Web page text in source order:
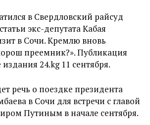
в Свердловский райсуд
экс-депутата Кабая
в Сочи. Кремлю вновь
преемник?». Публикация
24.kg 11 сентября.
речь о поездке президента
в Сочи для встречи с главой
Путиным в начале сентября.